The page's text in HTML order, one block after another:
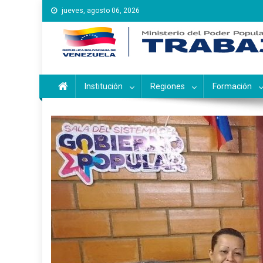
Saltar
al
contenido
jueves, agosto 06, 2026
Instituto Nacional de
Inces
Institución Regiones Formación